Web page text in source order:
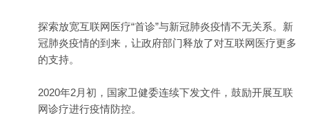
探索放宽互联网医疗“首诊”与新冠肺炎疫情不无关系。新
冠肺炎疫情的到来，让政府部门释放了对互联网医疗更多
的支持。
2020年2月初，国家卫健委连续下发文件，鼓励开展互联
网诊疗进行疫情防控。